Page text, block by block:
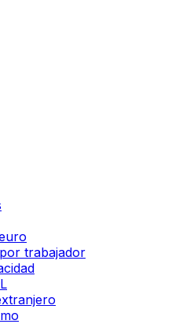
trabajador